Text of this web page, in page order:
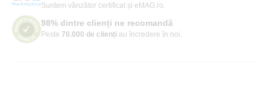
Suntem vânzător certificat și eMAG.ro.
98% dintre clienți ne recomandă
Peste 70.000 de clienți au încredere în noi.